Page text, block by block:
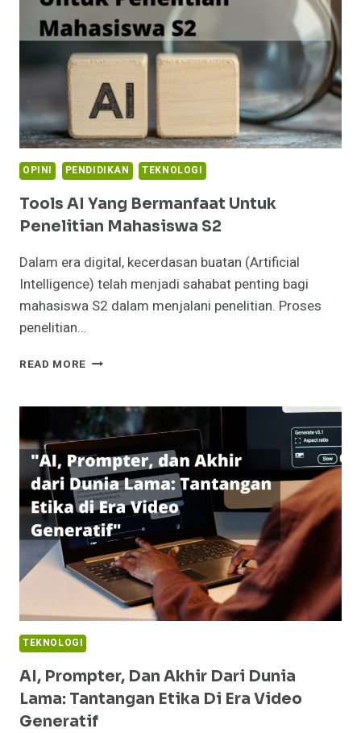
MENGAPA
VIRAL
DI
INDONESIA
OPINI PENDIDIKAN TEKNOLOGI
Tools AI Yang Bermanfaat Untuk
Penelitian Mahasiswa S2
Dalam era digital, kecerdasan buatan (Artificial
Intelligence) telah menjadi sahabat penting bagi
mahasiswa S2 dalam menjalani penelitian. Proses
penelitian…
READ MORE TOOLS
BERMANFAAT
UNTUK
PENELITIAN
MAHASISWA
S2
TEKNOLOGI
AI, Prompter, Dan Akhir Dari Dunia
Lama: Tantangan Etika Di Era Video
Generatif